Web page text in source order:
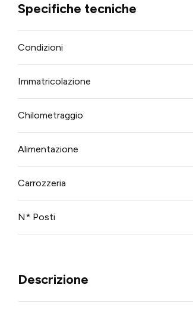
Specifiche tecniche
Condizioni
Immatricolazione
Chilometraggio
Alimentazione
Carrozzeria
N* Posti
Descrizione